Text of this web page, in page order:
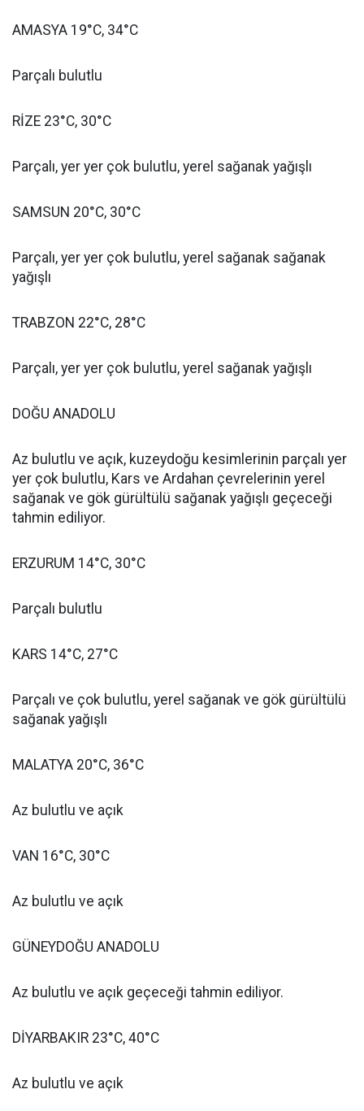
AMASYA 19°C, 34°C
Parçalı bulutlu
RİZE 23°C, 30°C
Parçalı, yer yer çok bulutlu, yerel sağanak yağışlı
SAMSUN 20°C, 30°C
Parçalı, yer yer çok bulutlu, yerel sağanak sağanak
yağışlı
TRABZON 22°C, 28°C
Parçalı, yer yer çok bulutlu, yerel sağanak yağışlı
DOĞU ANADOLU
Az bulutlu ve açık, kuzeydoğu kesimlerinin parçalı yer
yer çok bulutlu, Kars ve Ardahan çevrelerinin yerel
sağanak ve gök gürültülü sağanak yağışlı geçeceği
tahmin ediliyor.
ERZURUM 14°C, 30°C
Parçalı bulutlu
KARS 14°C, 27°C
Parçalı ve çok bulutlu, yerel sağanak ve gök gürültülü
sağanak yağışlı
MALATYA 20°C, 36°C
Az bulutlu ve açık
VAN 16°C, 30°C
Az bulutlu ve açık
GÜNEYDOĞU ANADOLU
Az bulutlu ve açık geçeceği tahmin ediliyor.
DİYARBAKIR 23°C, 40°C
Az bulutlu ve açık